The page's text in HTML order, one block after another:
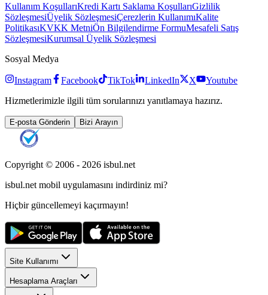
Kullanım KoşullarıKredi Kartı Saklama KoşullarıGizlilik
SözleşmesiÜyelik SözleşmesiÇerezlerin KullanımıKalite
PolitikasıKVKK MetniÖn Bilgilendirme FormuMesafeli Satış
SözleşmesiKurumsal Üyelik Sözleşmesi
Sosyal Medya
Instagram Facebook TikTok LinkedIn X
Youtube
Hizmetlerimizle ilgili tüm sorularınızı yanıtlamaya hazırız.
E-posta Gönderin Bizi Arayın
Copyright © 2006 - 2026 isbul.net
isbul.net mobil uygulamasını indirdiniz mi?
Hiçbir güncellemeyi kaçırmayın!
Site Kullanımı
Hesaplama Araçları